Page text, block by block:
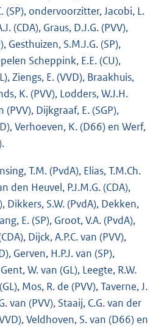
(SP), ondervoorzitter, Jacobi, L.
(CDA), Graus, D.J.G. (PVV),
Gesthuizen, S.M.J.G. (SP),
Scheppink, E.E. (CU),
Ziengs, E. (VVD), Braakhuis,
K. (PVV), Lodders, W.J.H.
(PVV), Dijkgraaf, E. (SGP),
Verhoeven, K. (D66) en Werf,
T.M. (PvdA), Elias, T.M.Ch.
den Heuvel, P.J.M.G. (CDA),
Dikkers, S.W. (PvdA), Dekken,
E. (SP), Groot, V.A. (PvdA),
Dijck, A.P.C. van (PVV),
Gerven, H.P.J. van (SP),
W. van (GL), Leegte, R.W.
Mos, R. de (PVV), Taverne, J.
van (PVV), Staaij, C.G. van der
Veldhoven, S. van (D66) en